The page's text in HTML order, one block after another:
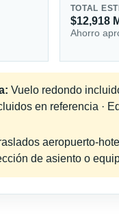
TOTAL
$12,918
Ahorro
Vuelo redondo
en referencia ·
aeropuerto-
de asiento o